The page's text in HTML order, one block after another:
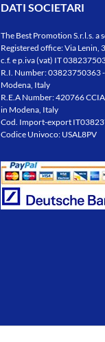
DATI SOCIETARI
The Best Promotion S.r.l.s. a
Registered office: Via Lenin,
c.f. e p.iva (vat) IT
R.I. Number: 03823750363
Modena, Italy
R.E.A Number: 420766
in Modena, Italy
Cod. Import-export
Codice Univoco: USAL8PV